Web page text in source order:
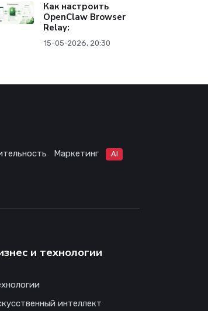
Как настроить
OpenClaw Browser
Relay:
15-05-2026, 20:30
Маркетинг AI
и технологии
интеллект